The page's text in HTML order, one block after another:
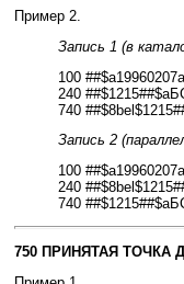
Пример 2.
Запись 1 (в
100
240
740
Запись 2
100
240
740
750 ПРИНЯТАЯ